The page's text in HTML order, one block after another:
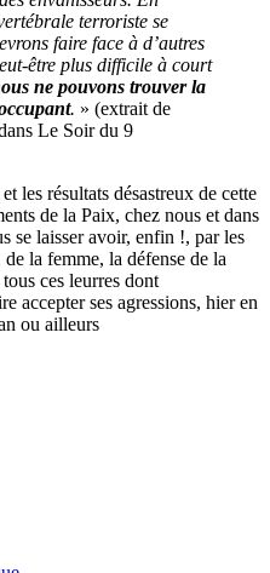
terroriste se
faire face à d’autres
être plus difficile à court
ne pouvons trouver la
. » (extrait de
Le Soir du 9
les résultats désastreux de cette
de la Paix, chez nous et dans
se laisser avoir, enfin !, par les
la femme, la défense de la
ces leurres dont
accepter ses agressions, hier en
ou ailleurs